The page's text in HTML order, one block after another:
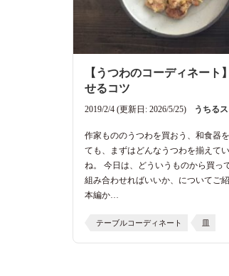
【うつわのコーディネート
せるコツ
2019/2/4 (更新日: 2026/5/25) うちる
作家もののうつわを買おう、和食器
ても、まずはどんなうつわを揃えて
ね。 今日は、どういうものから買っ
組み合わせればいいか、についてご
本編か…
テーブルコーディネート 皿